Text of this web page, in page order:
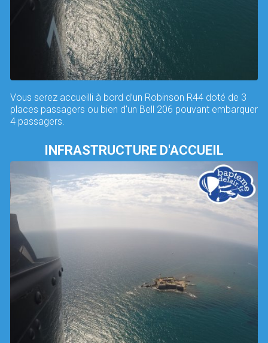
Vous serez accueilli à bord d’un Robinson R44 doté de 3
places passagers ou bien d'un Bell 206 pouvant embarquer
4 passagers.
INFRASTRUCTURE D'ACCUEIL